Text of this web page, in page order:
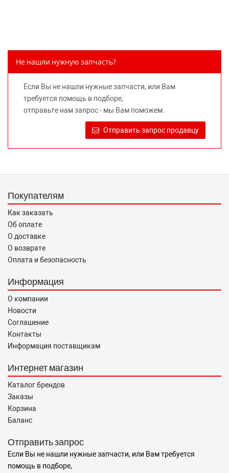
части к той или иной марке автомобиля, то есть на
предлагаемых к продаже запасных частей для
автомобилей и их производителей, не нарушает права
правообладателей указанных товарных знаков.
Требование предоставлять покупателю необходимую и
достоверную информацию о товаре, предлагаемом к
«О защите прав потребителей».
Не нашли нужную запчасть?
Если Вы не нашли нужные запчасти, или Вам
требуется помощь в подборе,
отправьте нам запрос - мы Вам поможем.
Отправить запрос продавцу
Покупателям
Как заказать
Об оплате
О доставке
О возврате
Оплата и безопасность
Информация
О компании
Новости
Соглашение
Контакты
Информация поставщикам
Интернет магазин
Каталог брендов
Заказы
Корзина
Баланс
Отправить запрос
Если Вы не нашли нужные запчасти, или Вам требуется
помощь в подборе,